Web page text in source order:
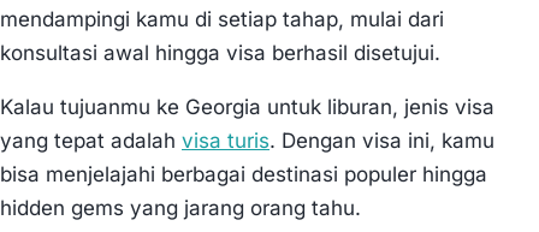
mendampingi kamu di setiap tahap, mulai dari
konsultasi awal hingga visa berhasil disetujui.
Kalau tujuanmu ke Georgia untuk liburan, jenis visa
yang tepat adalah visa turis. Dengan visa ini, kamu
bisa menjelajahi berbagai destinasi populer hingga
hidden gems yang jarang orang tahu.